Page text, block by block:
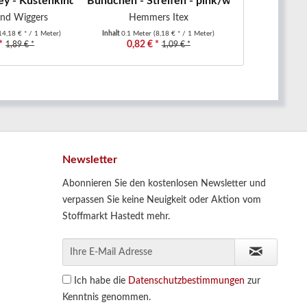
Wiggers
€ * / 1 Meter)
1,89 € *
Hemmers Itex
Inhalt0.1 Meter(8,18 € * / 1 Meter)
0,82 € * 1,09 € *
Newsletter
Abonnieren Sie den kostenlosen Newsletter und
verpassen Sie keine Neuigkeit oder Aktion vom
Stoffmarkt Hastedt mehr.
Ich habe die Datenschutzbestimmungen zur
Kenntnis genommen.